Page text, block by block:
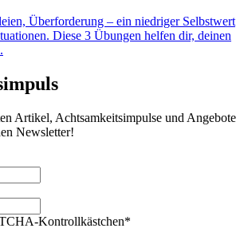
Überforderung – ein niedriger Selbstwert
Diese 3 Übungen helfen dir, deinen
Artikel, Achtsamkeitsimpulse und Angebote
Newsletter!
Kontrollkästchen*